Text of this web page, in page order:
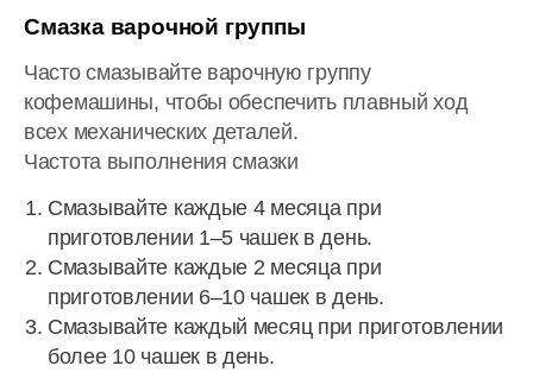
Смазка варочной группы
Часто смазывайте варочную группу
кофемашины, чтобы обеспечить плавный ход
всех механических деталей.
Частота выполнения смазки
Смазывайте каждые 4 месяца при
приготовлении 1–5 чашек в день.
Смазывайте каждые 2 месяца при
приготовлении 6–10 чашек в день.
Смазывайте каждый месяц при приготовлении
более 10 чашек в день.